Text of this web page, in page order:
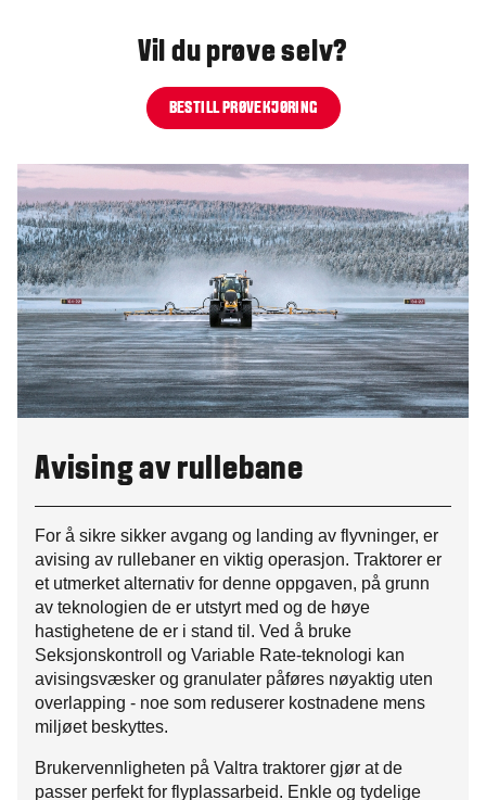
Vil du prøve selv?
BESTILL PRØVEKJØRING
Avising av rullebane
For å sikre sikker avgang og landing av flyvninger, er
avising av rullebaner en viktig operasjon. Traktorer er
et utmerket alternativ for denne oppgaven, på grunn
av teknologien de er utstyrt med og de høye
hastighetene de er i stand til. Ved å bruke
Seksjonskontroll og Variable Rate-teknologi kan
avisingsvæsker og granulater påføres nøyaktig uten
overlapping - noe som reduserer kostnadene mens
miljøet beskyttes.
Brukervennligheten på Valtra traktorer gjør at de
passer perfekt for flyplassarbeid. Enkle og tydelige